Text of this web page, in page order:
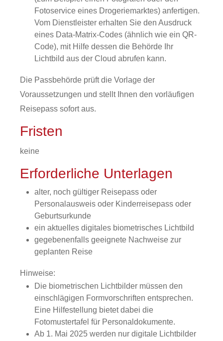
Fotoservice eines Drogeriemarktes) anfertigen.
Vom Dienstleister erhalten Sie den Ausdruck
eines Data-Matrix-Codes (ähnlich wie ein QR-
Code), mit Hilfe dessen die Behörde Ihr
Lichtbild aus der Cloud abrufen kann.
Die Passbehörde prüft die Vorlage der
Voraussetzungen und stellt Ihnen den vorläufigen
Reisepass sofort aus.
Fristen
keine
Erforderliche Unterlagen
alter, noch gültiger Reisepass oder
Personalausweis oder Kinderreisepass oder
Geburtsurkunde
ein aktuelles digitales biometrisches Lichtbild
gegebenenfalls geeignete Nachweise zur
geplanten Reise
Hinweise:
Die biometrischen Lichtbilder müssen den
einschlägigen Formvorschriften entsprechen.
Eine Hilfestellung bietet dabei die
Fotomustertafel für Personaldokumente.
Ab 1. Mai 2025 werden nur digitale Lichtbilder